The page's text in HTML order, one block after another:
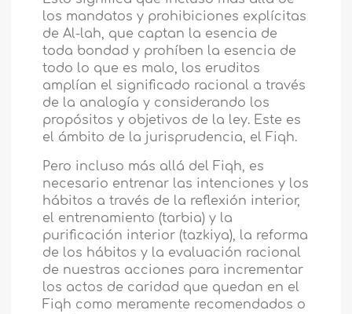
los mandatos y prohibiciones explícitas
de Al-lah, que captan la esencia de
toda bondad y prohíben la esencia de
todo lo que es malo, los eruditos
amplían el significado racional a través
de la analogía y considerando los
propósitos y objetivos de la ley. Este es
el ámbito de la jurisprudencia, el Fiqh.
Pero incluso más allá del Fiqh, es
necesario entrenar las intenciones y los
hábitos a través de la reflexión interior,
el entrenamiento (tarbia) y la
purificación interior (tazkiya), la reforma
de los hábitos y la evaluación racional
de nuestras acciones para incrementar
los actos de caridad que quedan en el
Fiqh como meramente recomendados o